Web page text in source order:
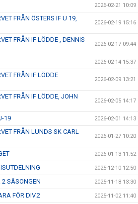
2026-02-21 10:09
FRÅN ÖSTERS IF U 19,
2026-02-19 15:16
FRÅN IF LÖDDE , DENNIS
2026-02-17 09:44
2026-02-14 15:37
FRÅN IF LÖDDE
2026-02-09 13:21
FRÅN IF LÖDDE, JOHN
2026-02-05 14:17
19 2026-02-01 14:13
FRÅN LUNDS SK CARL
2026-01-27 10:20
2026-01-13 11:52
2025-12-10 12:50
2 SÄSONGEN 2025-11-18 13:30
FÖR DIV.2 2025-11-02 11:40